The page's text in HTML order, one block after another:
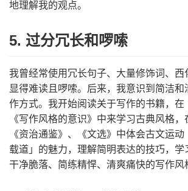
地理解我的观点。
5. 过分冗长和啰嗦
我曾经常使用冗长句子、大量修饰词、西
显得难读且啰嗦。后来，我意识到简洁和
作方式。我开始阅读关于写作的书籍，在
《写作风格的意识》中来学习古典风格，
《资治通鉴》、《文选》中体会古文运
载道」的魅力，理解简明表达的技巧，学
干净脆落、简练精悍、清爽痛快的写作风